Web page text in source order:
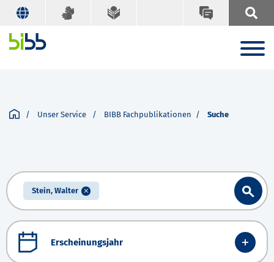
Unser Service BIBB Fachpublikationen Suche
Stein, Walter
Erscheinungsjahr